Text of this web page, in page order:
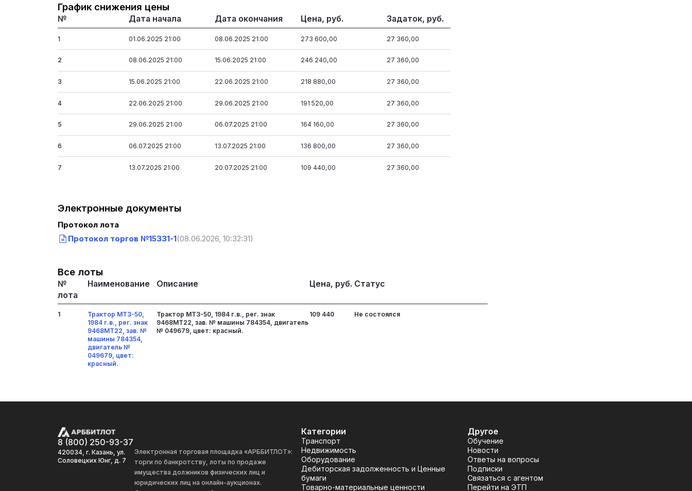
График снижения цены
№ Дата начала Дата окончания Цена, руб. Задаток, руб.
1 01.06.2025 21:00 08.06.2025 21:00 273 600,00 27 360,00
2 08.06.2025 21:00 15.06.2025 21:00 246 240,00 27 360,00
3 15.06.2025 21:00 22.06.2025 21:00 218 880,00 27 360,00
4 22.06.2025 21:00 29.06.2025 21:00 191 520,00 27 360,00
5 29.06.2025 21:00 06.07.2025 21:00 164 160,00 27 360,00
6 06.07.2025 21:00 13.07.2025 21:00 136 800,00 27 360,00
7 13.07.2025 21:00 20.07.2025 21:00 109 440,00 27 360,00
Электронные документы
Протокол лота
Протокол торгов №15331-1(08.06.2026, 10:32:31)
Все лоты
№
лота
Наименование Описание Цена, руб. Статус
1
Трактор МТЗ-50,
1984 г.в., рег. знак
9468МТ22, зав. №
машины 784354,
двигатель №
049679, цвет:
красный.
Трактор МТЗ-50, 1984 г.в., рег. знак
9468МТ22, зав. № машины 784354, двигатель
№ 049679, цвет: красный.
109 440 Не состоялся
8 (800) 250-93-37
420034, г. Казань, ул.
Соловецких Юнг, д. 7
Электронная торговая площадка «АРББИТЛОТ»:
торги по банкротству, лоты по продаже
имущества должников физических лиц и
юридических лиц на онлайн-аукционах.
Категории
Транспорт
Недвижимость
Оборудование
Дебиторская задолженность и Ценные
бумаги
Товарно-материальные ценности
Другое
Обучение
Новости
Ответы на вопросы
Подписки
Связаться с агентом
Перейти на ЭТП